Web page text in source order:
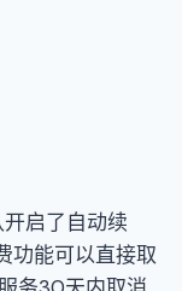
启了自动续
功能可以直接取